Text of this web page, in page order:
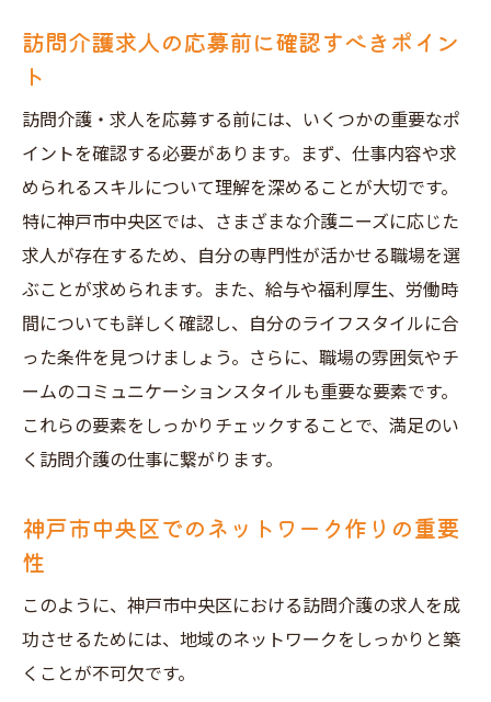
訪問介護求人の応募前に確認すべきポイン
ト
訪問介護・求人を応募する前には、いくつかの重要なポ
イントを確認する必要があります。まず、仕事内容や求
められるスキルについて理解を深めることが大切です。
特に神戸市中央区では、さまざまな介護ニーズに応じた
求人が存在するため、自分の専門性が活かせる職場を選
ぶことが求められます。また、給与や福利厚生、労働時
間についても詳しく確認し、自分のライフスタイルに合
った条件を見つけましょう。さらに、職場の雰囲気やチ
ームのコミュニケーションスタイルも重要な要素です。
これらの要素をしっかりチェックすることで、満足のい
く訪問介護の仕事に繋がります。
神戸市中央区でのネットワーク作りの重要
性
このように、神戸市中央区における訪問介護の求人を成
功させるためには、地域のネットワークをしっかりと築
くことが不可欠です。